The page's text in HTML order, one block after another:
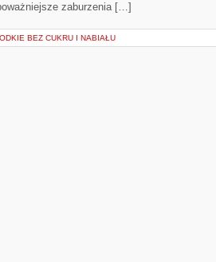
zaburzenia […]
BEZ CUKRU I NABIAŁU